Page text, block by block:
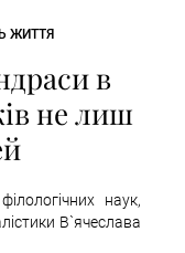
ЖИТТЯ
в
не лиш
наук,
В`ячеслава